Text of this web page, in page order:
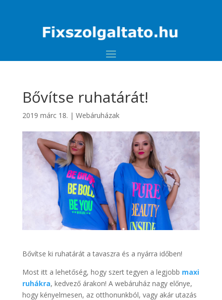
Bővítse ruhatárát!
2019 márc 18. | Webáruházak
Bővítse ki ruhatárát a tavaszra és a nyárra időben!
Most itt a lehetőség, hogy szert tegyen a legjobb maxi
ruhákra, kedvező árakon! A webáruház nagy előnye,
hogy kényelmesen, az otthonunkból, vagy akár utazás